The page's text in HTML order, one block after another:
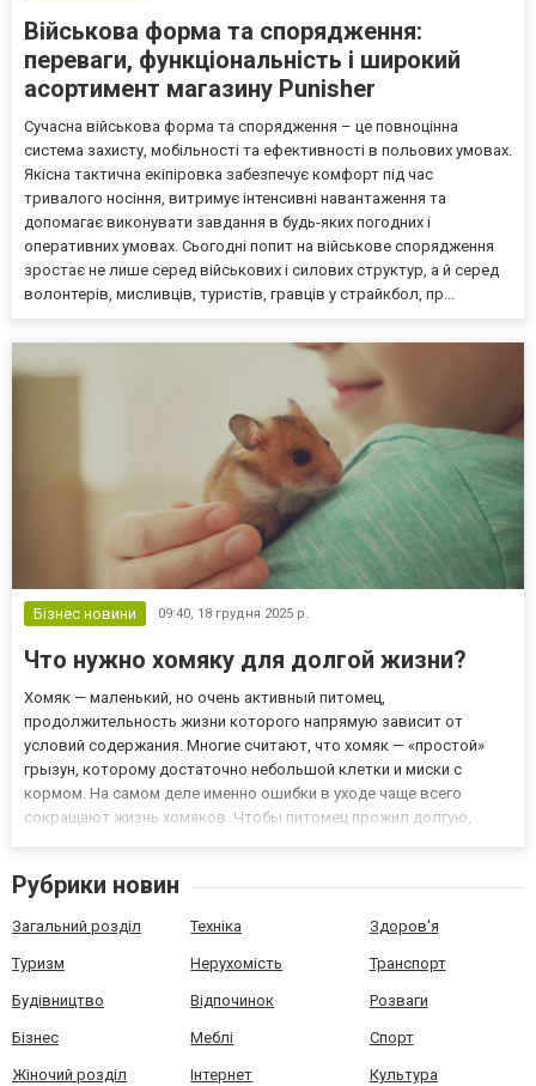
Військова форма та спорядження:
переваги, функціональність і широкий
асортимент магазину Punisher
Сучасна військова форма та спорядження – це повноцінна
система захисту, мобільності та ефективності в польових умовах.
Якісна тактична екіпіровка забезпечує комфорт під час
тривалого носіння, витримує інтенсивні навантаження та
допомагає виконувати завдання в будь-яких погодних і
оперативних умовах. Сьогодні попит на військове спорядження
зростає не лише серед військових і силових структур, а й серед
волонтерів, мисливців, туристів, гравців у страйкбол, пр...
Бізнес новини 09:40, 18 грудня 2025 р.
Что нужно хомяку для долгой жизни?
Хомяк — маленький, но очень активный питомец,
продолжительность жизни которого напрямую зависит от
условий содержания. Многие считают, что хомяк — «простой»
грызун, которому достаточно небольшой клетки и миски с
кормом. На самом деле именно ошибки в уходе чаще всего
сокращают жизнь хомяков. Чтобы питомец прожил долгую,
дней. Основой комфорт...
Рубрики новин
Загальний розділ Техніка Здоров'я
Туризм Нерухомість Транспорт
Будівництво Відпочинок Розваги
Бізнес Меблі Спорт
Жіночий розділ Інтернет Культура